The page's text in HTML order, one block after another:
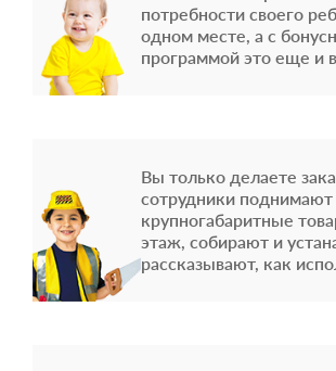
потребности своего
одном месте, а с
программой это еще и
Вы только делаете
сотрудники поднимают
крупногабаритные
этаж, собирают и
рассказывают, как